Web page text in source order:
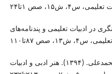
(1391). ﯾﮑﺴﻮﻧﮕﺮی در ادﺑﯿﺎت ﺗﻌﻠﯿﻤﯽ و پندنامه‌های
عسگرنژاد، منیر و گذشتی، محمدعلی. (۱۳۹۴). هنر ادبی و ادبیات